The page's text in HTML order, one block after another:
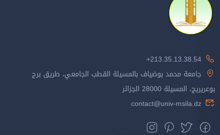
213.35.13.38.54+
جامعة محمد بوضياف بالمسيلة القطب الجامعي، طريق برج
بوعريريج، المسيلة 28000 الجزائر
contact@univ-msila.dz